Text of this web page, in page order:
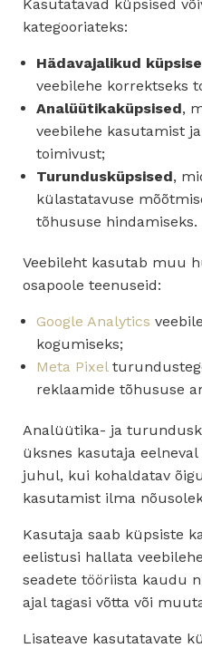
Kasutatavad küpsised
kategooriateks:
Hädavajalikud
veebilehe korrektseks
Analüütikaküpsised,
veebilehe kasutamist
toimivust;
Turundusküpsised,
külastatavuse
tõhususe hindamiseks.
Veebileht kasutab muu
osapoole teenuseid:
Google Analytics
kogumiseks;
Meta Pixel
reklaamide tõhususe
Analüütika- ja
üksnes kasutaja
juhul, kui kohaldatav
kasutamist ilma
Kasutaja saab küpsiste
eelistusi hallata
seadete tööriista kaudu
ajal tagasi võtta või
Lisateave kasutatavate